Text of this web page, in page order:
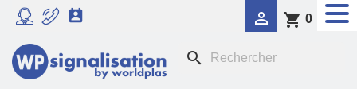
  shopping_cart 0
search
RADAR PÉDAGOGIQUE
SIGNALISATION DYNAMIQUE LUMINEUSE